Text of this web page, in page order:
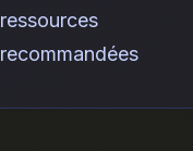
ressources
recommandées